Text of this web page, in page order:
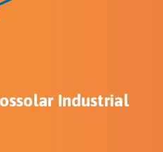
Industrial